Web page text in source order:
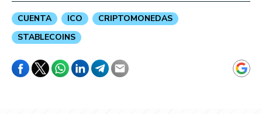
CUENTA ICO
CRIPTOMONEDAS
STABLECOINS